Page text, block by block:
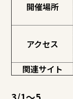
開催場所
アクセス
関連サイト